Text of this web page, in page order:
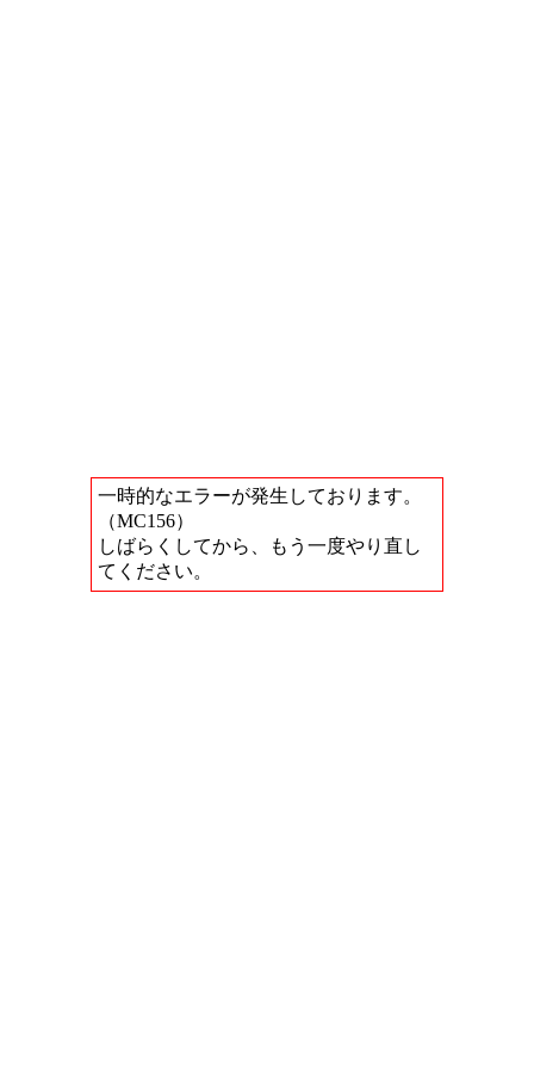
一時的なエラーが発生しております。
（MC156）
しばらくしてから、もう一度やり直し
てください。